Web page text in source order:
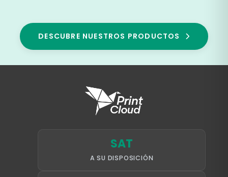
DESCUBRE NUESTROS PRODUCTOS
SAT
A SU DISPOSICIÓN